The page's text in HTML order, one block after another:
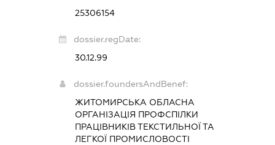
25306154
dossier.regDate:
30.12.99
dossier.foundersAndBenef:
ЖИТОМИРСЬКА ОБЛАСНА
ОРГАНІЗАЦІЯ ПРОФСПІЛКИ
ПРАЦІВНИКІВ ТЕКСТИЛЬНОЇ ТА
ЛЕГКОЇ ПРОМИСЛОВОСТІ